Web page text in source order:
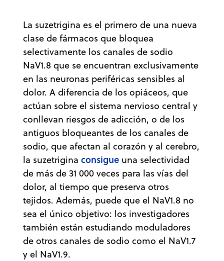
La suzetrigina es el primero de una nueva
clase de fármacos que bloquea
selectivamente los canales de sodio
NaV1.8 que se encuentran exclusivamente
en las neuronas periféricas sensibles al
dolor. A diferencia de los opiáceos, que
actúan sobre el sistema nervioso central y
conllevan riesgos de adicción, o de los
antiguos bloqueantes de los canales de
sodio, que afectan al corazón y al cerebro,
la suzetrigina consigue una selectividad
de más de 31 000 veces para las vías del
dolor, al tiempo que preserva otros
tejidos. Además, puede que el NaV1.8 no
sea el único objetivo: los investigadores
también están estudiando moduladores
de otros canales de sodio como el NaV1.7
y el NaV1.9.